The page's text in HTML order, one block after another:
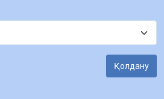
Қолдану